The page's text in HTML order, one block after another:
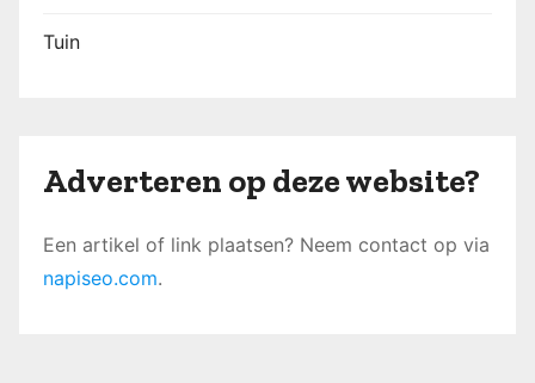
Tuin
Adverteren op deze website?
Een artikel of link plaatsen? Neem contact op via
napiseo.com.